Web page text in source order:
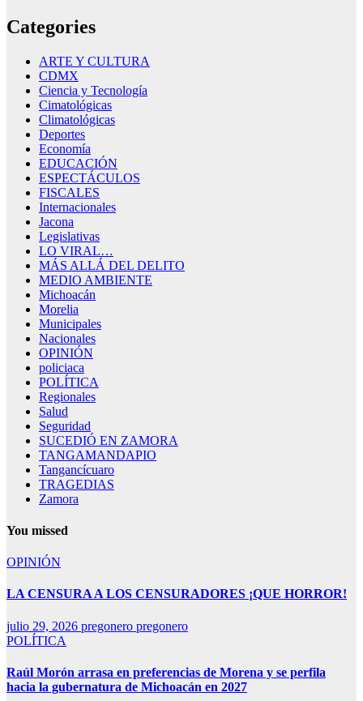
Categories
ARTE Y CULTURA
CDMX
Ciencia y Tecnología
Cimatológicas
Climatológicas
Deportes
Economía
EDUCACIÓN
ESPECTÁCULOS
FISCALES
Internacionales
Jacona
Legislativas
LO VIRAL…
MÁS ALLÁ DEL DELITO
MEDIO AMBIENTE
Michoacán
Morelia
Municipales
Nacionales
OPINIÓN
policiaca
POLÍTICA
Regionales
Salud
Seguridad
SUCEDIÓ EN ZAMORA
TANGAMANDAPIO
Tangancícuaro
TRAGEDIAS
Zamora
You missed
OPINIÓN
LA CENSURA A LOS CENSURADORES ¡QUE HORROR!
julio 29, 2026 pregonero pregonero
POLÍTICA
Raúl Morón arrasa en preferencias de Morena y se perfila
hacia la gubernatura de Michoacán en 2027